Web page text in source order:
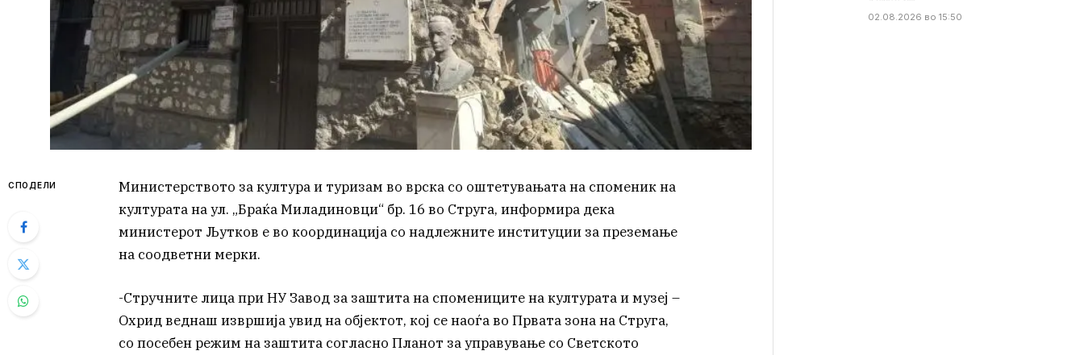
СПОДЕЛИ
Министерството за култура и туризам во врска со оштетувањата на споменик на
културата на ул. „Браќа Миладиновци“ бр. 16 во Струга, информира дека
министерот Љутков е во координација со надлежните институции за преземање
на соодветни мерки.
-Стручните лица при НУ Завод за заштита на спомениците на културата и музеј –
Охрид веднаш извршија увид на објектот, кој се наоѓа во Првата зона на Струга,
со посебен режим на заштита согласно Планот за управување со Светското
02.08.2026 во 15:50